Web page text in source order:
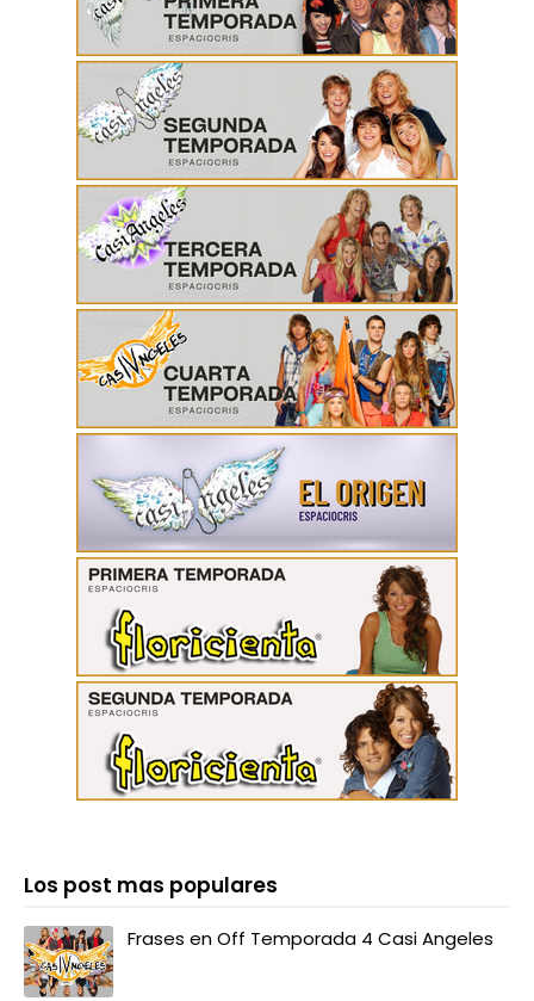
Los post mas populares
Frases en Off Temporada 4 Casi Angeles